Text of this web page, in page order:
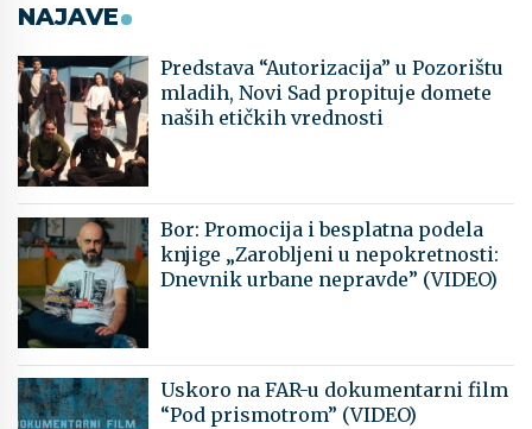
NAJAVE
Predstava “Autorizacija” u Pozorištu
mladih, Novi Sad propituje domete
naših etičkih vrednosti
Bor: Promocija i besplatna podela
knjige „Zarobljeni u nepokretnosti:
Dnevnik urbane nepravde” (VIDEO)
Uskoro na FAR-u dokumentarni film
“Pod prismotrom” (VIDEO)